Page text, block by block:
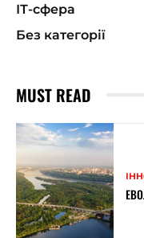
ІТ-сфера
Без категорії
MUST READ